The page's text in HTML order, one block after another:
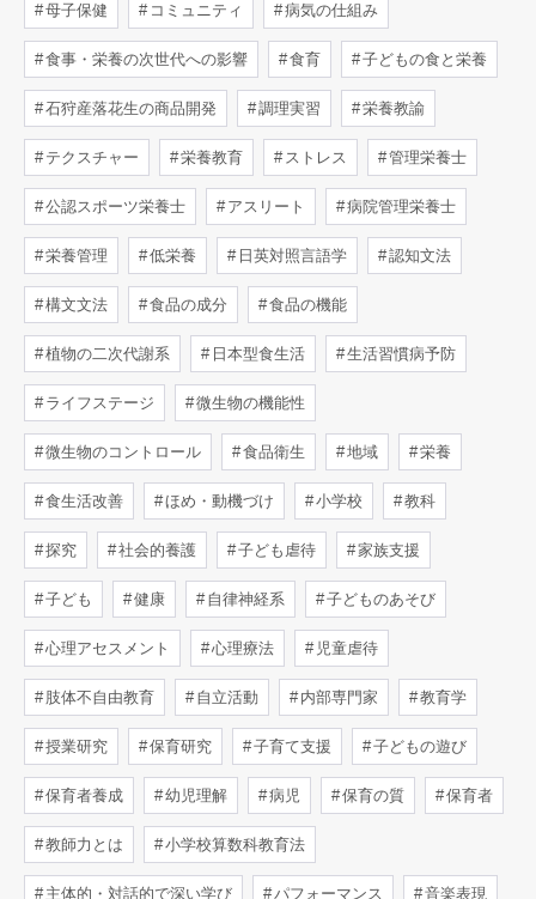
母子保健 コミュニティ 病気の仕組み
食事・栄養の次世代への影響 食育 子どもの食と栄養
石狩産落花生の商品開発 調理実習 栄養教諭
テクスチャー 栄養教育 ストレス 管理栄養士
公認スポーツ栄養士 アスリート 病院管理栄養士
栄養管理 低栄養 日英対照言語学 認知文法
構文文法 食品の成分 食品の機能
植物の二次代謝系 日本型食生活 生活習慣病予防
ライフステージ 微生物の機能性
微生物のコントロール 食品衛生 地域 栄養
食生活改善 ほめ・動機づけ 小学校 教科
探究 社会的養護 子ども虐待 家族支援
子ども 健康 自律神経系 子どものあそび
心理アセスメント 心理療法 児童虐待
肢体不自由教育 自立活動 内部専門家 教育学
授業研究 保育研究 子育て支援 子どもの遊び
保育者養成 幼児理解 病児 保育の質 保育者
教師力とは 小学校算数科教育法
主体的・対話的で深い学び パフォーマンス 音楽表現